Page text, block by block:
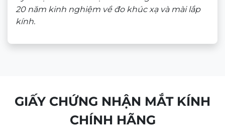
20 năm kinh nghiệm về đo khúc xạ và mài lắp
kính.
GIẤY CHỨNG NHẬN MẮT KÍNH
CHÍNH HÃNG